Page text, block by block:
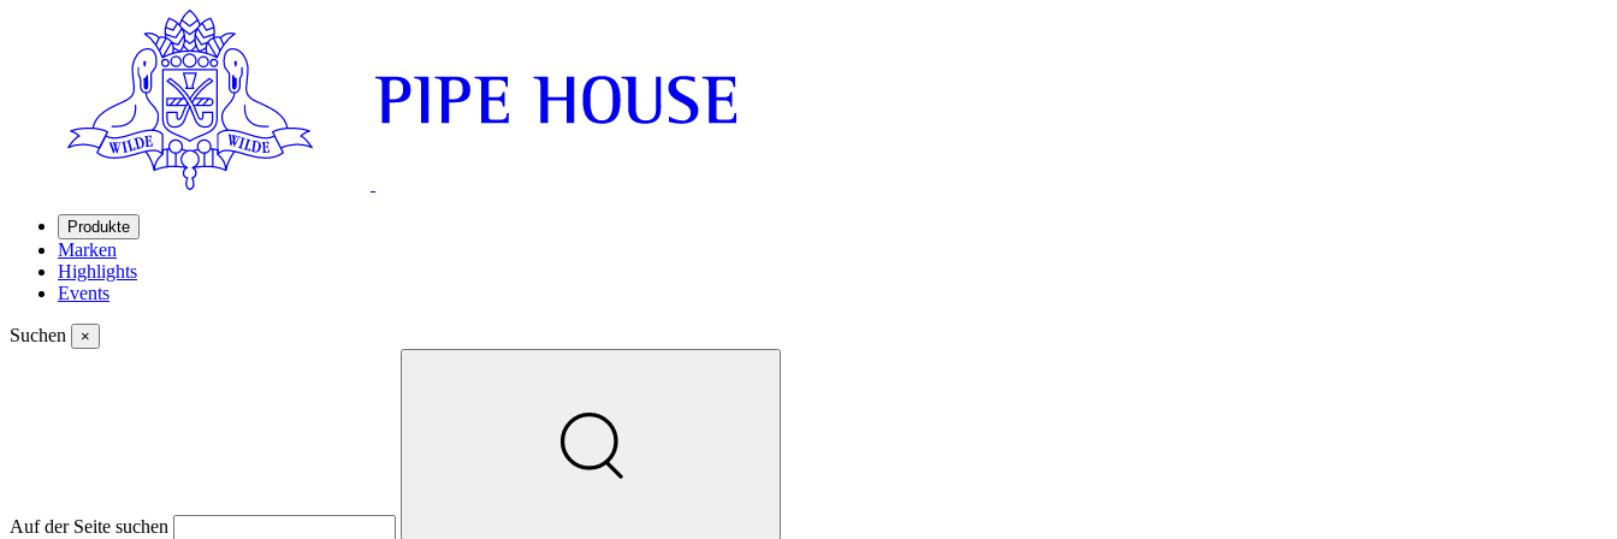
Produkte
Marken
Highlights
Events
Suchen ×
Auf der Seite suchen